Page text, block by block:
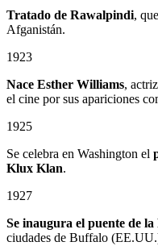
Tratado de Rawalpindi,
Afganistán.
1923
Nace Esther Williams,
el cine por sus apariciones
1925
Se celebra en Washington el
Klux Klan.
1927
Se inaugura el puente de
ciudades de Buffalo